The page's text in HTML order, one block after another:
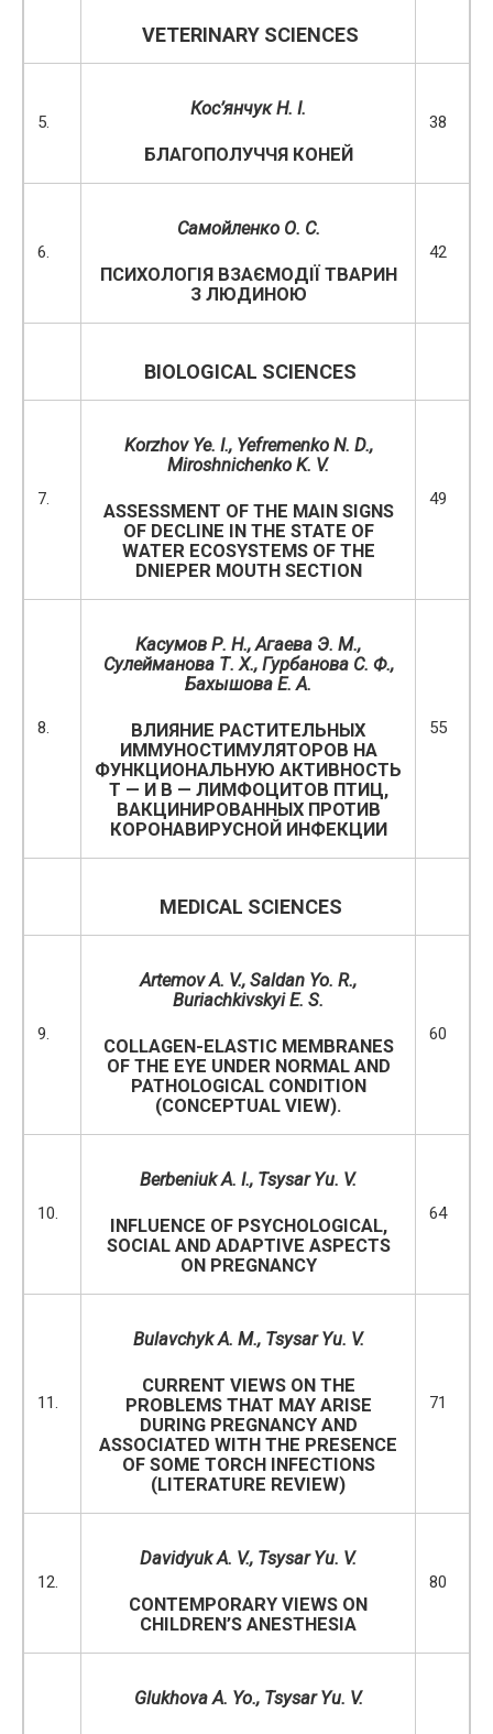
VETERINARY SCIENCES
5.
Кос’янчук Н. І.
БЛАГОПОЛУЧЧЯ КОНЕЙ
38
6.
Самойленко О. С.
ПСИХОЛОГІЯ ВЗАЄМОДІЇ ТВАРИН
З ЛЮДИНОЮ
42
BIOLOGICAL SCIENCES
7.
Korzhov Ye. I., Yefremenko N. D.,
Miroshnichenko K. V.
ASSESSMENT OF THE MAIN SIGNS
OF DECLINE IN THE STATE OF
WATER ECOSYSTEMS OF THE
DNIEPER MOUTH SECTION
49
8.
Касумов Р. Н.,Агаева Э. М.,
Сулейманова Т. Х., Гурбанова С. Ф.,
Бахышова Е. А.
ВЛИЯНИЕ РАСТИТЕЛЬНЫХ
ИММУНОСТИМУЛЯТОРОВ НА
ФУНКЦИОНАЛЬНУЮ АКТИВНОСТЬ
Т — И В — ЛИМФОЦИТОВ ПТИЦ,
ВАКЦИНИРОВАННЫХ ПРОТИВ
КОРОНАВИРУСНОЙ ИНФЕКЦИИ
55
MEDICAL SCIENCES
9.
ArtemovA. V., Saldan Yo. R.,
Buriachkivskyi E. S.
COLLAGEN-ELASTIC MEMBRANES
OF THE EYE UNDER NORMAL AND
PATHOLOGICAL CONDITION
(CONCEPTUAL VIEW).
60
10.
Berbeniuk A. I., Tsysar Yu. V.
INFLUENCE OF PSYCHOLOGICAL,
SOCIAL AND ADAPTIVE ASPECTS
ON PREGNANCY
64
11.
Bulavchyk A. M., Tsysar Yu. V.
CURRENT VIEWS ON THE
PROBLEMS THAT MAY ARISE
DURING PREGNANCY AND
ASSOCIATED WITH THE PRESENCE
OF SOME TORCH INFECTIONS
(LITERATURE REVIEW)
71
12.
Davidyuk A. V., Tsysar Yu. V.
CONTEMPORARY VIEWS ON
CHILDREN’S ANESTHESIA
80
Glukhova A. Yo., Tsysar Yu. V.